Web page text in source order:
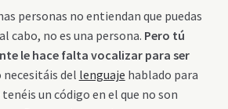
personas no entiendan que puedas
cabo, no es una persona. Pero tú
le hace falta vocalizar para ser
necesitáis del lenguaje hablado para
un código en el que no son